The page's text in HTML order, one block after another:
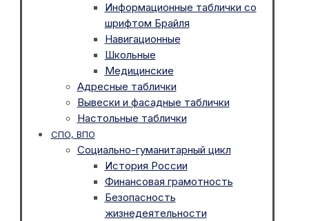
Информационные таблички со
шрифтом Брайля
Навигационные
Школьные
Медицинские
Адресные таблички
Вывески и фасадные таблички
Настольные таблички
СПО, ВПО
Социально-гуманитарный цикл
История России
Финансовая грамотность
Безопасность
жизнедеятельности